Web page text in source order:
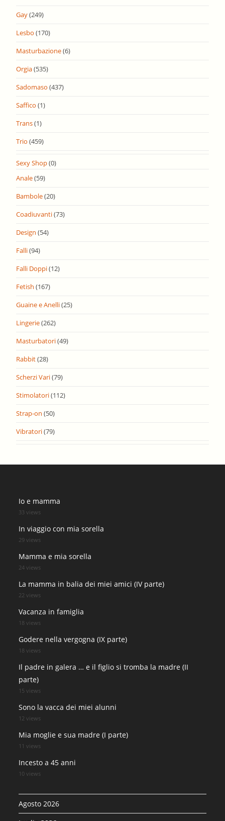
Gay(249)
Lesbo (170)
Masturbazione(6)
Orgia(535)
Sadomaso (437)
Saffico (1)
Trans(1)
Trio (459)
Sexy Shop(0)
Anale(59)
Bambole(20)
Coadiuvanti(73)
Design (54)
Falli(94)
Falli Doppi(12)
Fetish (167)
Guaine e Anelli(25)
Lingerie(262)
Masturbatori(49)
Rabbit(28)
Scherzi Vari(79)
Stimolatori(112)
Strap-on (50)
Vibratori(79)
Io e mamma
33 views
In viaggio con mia sorella
29 views
Mamma e mia sorella
24 views
La mamma in balia dei miei amici (IV parte)
22 views
Vacanza in famiglia
18 views
Godere nella vergogna (IX parte)
18 views
Il padre in galera … e il figlio si tromba la madre (II
parte)
15 views
Sono la vacca dei miei alunni
12 views
Mia moglie e sua madre (I parte)
11 views
Incesto a 45 anni
10 views
Agosto 2026